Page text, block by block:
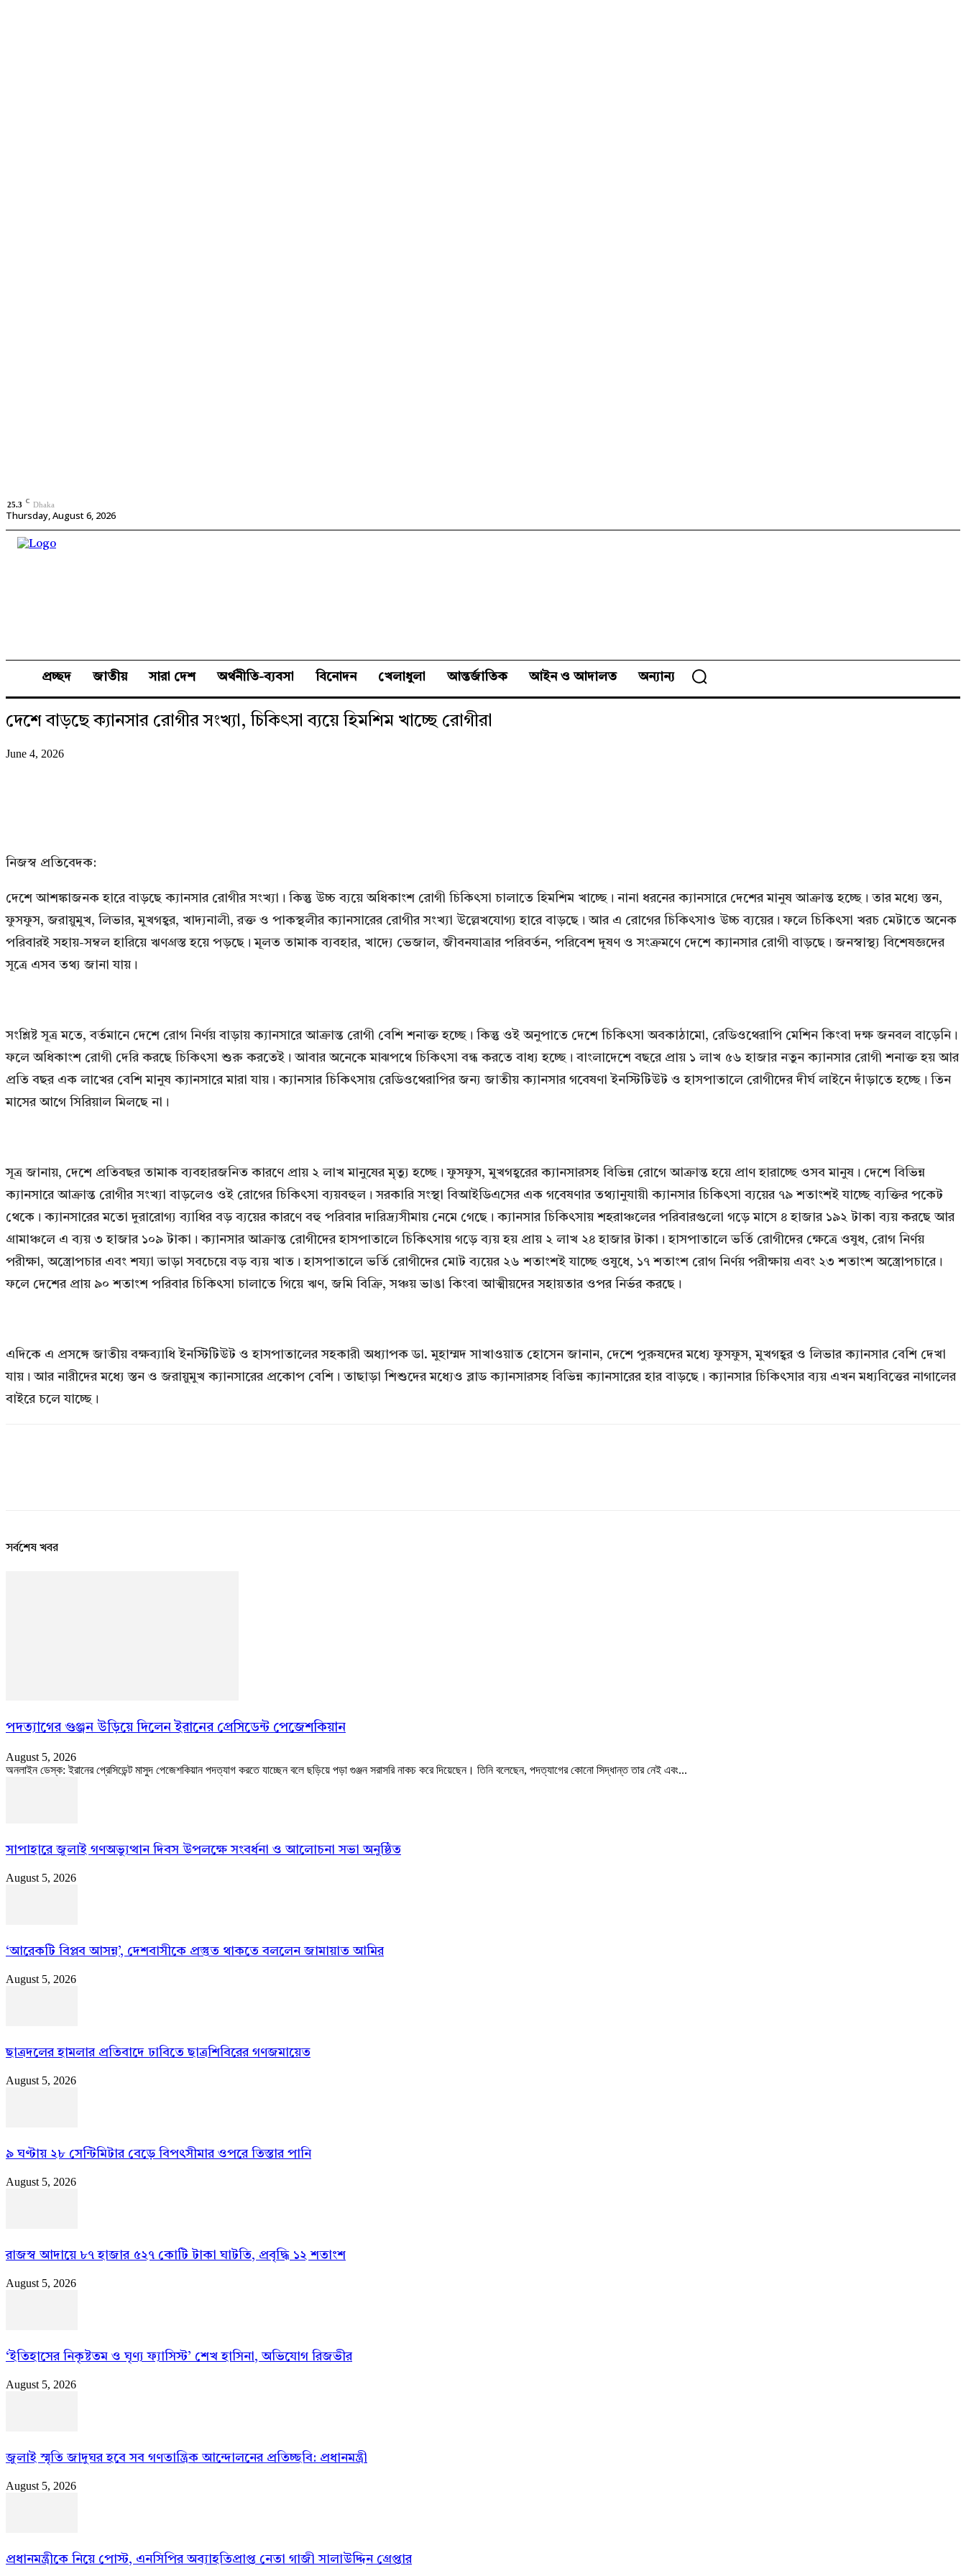
25.3 C Dhaka
Thursday, August 6, 2026
প্রচ্ছদ জাতীয় সারা দেশ অর্থনীতি-ব্যবসা বিনোদন খেলাধুলা আন্তর্জাতিক আইন ও আদালত অন্যান্য
দেশে বাড়ছে ক্যানসার রোগীর সংখ্যা, চিকিৎসা ব্যয়ে হিমশিম খাচ্ছে রোগীরা
June 4, 2026
নিজস্ব প্রতিবেদক:
দেশে আশঙ্কাজনক হারে বাড়ছে ক্যানসার রোগীর সংখ্যা। কিন্তু উচ্চ ব্যয়ে অধিকাংশ রোগী চিকিৎসা চালাতে হিমশিম খাচ্ছে। নানা ধরনের ক্যানসারে দেশের মানুষ আক্রান্ত হচ্ছে। তার মধ্যে স্তন,
ফুসফুস, জরায়ুমুখ, লিভার, মুখগহ্বর, খাদ্যনালী, রক্ত ও পাকস্থলীর ক্যানসারের রোগীর সংখ্যা উল্লেখযোগ্য হারে বাড়ছে। আর এ রোগের চিকিৎসাও উচ্চ ব্যয়ের। ফলে চিকিৎসা খরচ মেটাতে অনেক
পরিবারই সহায়-সম্বল হারিয়ে ঋণগ্রস্ত হয়ে পড়ছে। মূলত তামাক ব্যবহার, খাদ্যে ভেজাল, জীবনযাত্রার পরিবর্তন, পরিবেশ দূষণ ও সংক্রমণে দেশে ক্যানসার রোগী বাড়ছে। জনস্বাস্থ্য বিশেষজ্ঞদের
সূত্রে এসব তথ্য জানা যায়।
সংশ্লিষ্ট সূত্র মতে, বর্তমানে দেশে রোগ নির্ণয় বাড়ায় ক্যানসারে আক্রান্ত রোগী বেশি শনাক্ত হচ্ছে। কিন্তু ওই অনুপাতে দেশে চিকিৎসা অবকাঠামো, রেডিওথেরাপি মেশিন কিংবা দক্ষ জনবল বাড়েনি।
ফলে অধিকাংশ রোগী দেরি করছে চিকিৎসা শুরু করতেই। আবার অনেকে মাঝপথে চিকিৎসা বন্ধ করতে বাধ্য হচ্ছে। বাংলাদেশে বছরে প্রায় ১ লাখ ৫৬ হাজার নতুন ক্যানসার রোগী শনাক্ত হয় আর
প্রতি বছর এক লাখের বেশি মানুষ ক্যানসারে মারা যায়। ক্যানসার চিকিৎসায় রেডিওথেরাপির জন্য জাতীয় ক্যানসার গবেষণা ইনস্টিটিউট ও হাসপাতালে রোগীদের দীর্ঘ লাইনে দাঁড়াতে হচ্ছে। তিন
মাসের আগে সিরিয়াল মিলছে না।
সূত্র জানায়, দেশে প্রতিবছর তামাক ব্যবহারজনিত কারণে প্রায় ২ লাখ মানুষের মৃত্যু হচ্ছে। ফুসফুস, মুখগহ্বরের ক্যানসারসহ বিভিন্ন রোগে আক্রান্ত হয়ে প্রাণ হারাচ্ছে ওসব মানুষ। দেশে বিভিন্ন
ক্যানসারে আক্রান্ত রোগীর সংখ্যা বাড়লেও ওই রোগের চিকিৎসা ব্যয়বহুল। সরকারি সংস্থা বিআইডিএসের এক গবেষণার তথ্যানুযায়ী ক্যানসার চিকিৎসা ব্যয়ের ৭৯ শতাংশই যাচ্ছে ব্যক্তির পকেট
থেকে। ক্যানসারের মতো দুরারোগ্য ব্যাধির বড় ব্যয়ের কারণে বহু পরিবার দারিদ্র্যসীমায় নেমে গেছে। ক্যানসার চিকিৎসায় শহরাঞ্চলের পরিবারগুলো গড়ে মাসে ৪ হাজার ১৯২ টাকা ব্যয় করছে আর
গ্রামাঞ্চলে এ ব্যয় ৩ হাজার ১০৯ টাকা। ক্যানসার আক্রান্ত রোগীদের হাসপাতালে চিকিৎসায় গড়ে ব্যয় হয় প্রায় ২ লাখ ২৪ হাজার টাকা। হাসপাতালে ভর্তি রোগীদের ক্ষেত্রে ওষুধ, রোগ নির্ণয়
পরীক্ষা, অস্ত্রোপচার এবং শয্যা ভাড়া সবচেয়ে বড় ব্যয় খাত। হাসপাতালে ভর্তি রোগীদের মোট ব্যয়ের ২৬ শতাংশই যাচ্ছে ওষুধে, ১৭ শতাংশ রোগ নির্ণয় পরীক্ষায় এবং ২৩ শতাংশ অস্ত্রোপচারে।
ফলে দেশের প্রায় ৯০ শতাংশ পরিবার চিকিৎসা চালাতে গিয়ে ঋণ, জমি বিক্রি, সঞ্চয় ভাঙা কিংবা আত্মীয়দের সহায়তার ওপর নির্ভর করছে।
এদিকে এ প্রসঙ্গে জাতীয় বক্ষব্যাধি ইনস্টিটিউট ও হাসপাতালের সহকারী অধ্যাপক ডা. মুহাম্মদ সাখাওয়াত হোসেন জানান, দেশে পুরুষদের মধ্যে ফুসফুস, মুখগহ্বর ও লিভার ক্যানসার বেশি দেখা
যায়। আর নারীদের মধ্যে স্তন ও জরায়ুমুখ ক্যানসারের প্রকোপ বেশি। তাছাড়া শিশুদের মধ্যেও ব্লাড ক্যানসারসহ বিভিন্ন ক্যানসারের হার বাড়ছে। ক্যানসার চিকিৎসার ব্যয় এখন মধ্যবিত্তের নাগালের
বাইরে চলে যাচ্ছে।
সর্বশেষ খবর
পদত্যাগের গুঞ্জন উড়িয়ে দিলেন ইরানের প্রেসিডেন্ট পেজেশকিয়ান
August 5, 2026
অনলাইন ডেস্ক: ইরানের প্রেসিডেন্ট মাসুদ পেজেশকিয়ান পদত্যাগ করতে যাচ্ছেন বলে ছড়িয়ে পড়া গুঞ্জন সরাসরি নাকচ করে দিয়েছেন। তিনি বলেছেন, পদত্যাগের কোনো সিদ্ধান্ত তার নেই এবং...
সাপাহারে জুলাই গণঅভ্যুত্থান দিবস উপলক্ষে সংবর্ধনা ও আলোচনা সভা অনুষ্ঠিত
August 5, 2026
‘আরেকটি বিপ্লব আসন্ন’, দেশবাসীকে প্রস্তুত থাকতে বললেন জামায়াত আমির
August 5, 2026
ছাত্রদলের হামলার প্রতিবাদে ঢাবিতে ছাত্রশিবিরের গণজমায়েত
August 5, 2026
৯ ঘণ্টায় ২৮ সেন্টিমিটার বেড়ে বিপৎসীমার ওপরে তিস্তার পানি
August 5, 2026
রাজস্ব আদায়ে ৮৭ হাজার ৫২৭ কোটি টাকা ঘাটতি, প্রবৃদ্ধি ১২ শতাংশ
August 5, 2026
‘ইতিহাসের নিকৃষ্টতম ও ঘৃণ্য ফ্যাসিস্ট’ শেখ হাসিনা, অভিযোগ রিজভীর
August 5, 2026
জুলাই স্মৃতি জাদুঘর হবে সব গণতান্ত্রিক আন্দোলনের প্রতিচ্ছবি: প্রধানমন্ত্রী
August 5, 2026
প্রধানমন্ত্রীকে নিয়ে পোস্ট, এনসিপির অব্যাহতিপ্রাপ্ত নেতা গাজী সালাউদ্দিন গ্রেপ্তার